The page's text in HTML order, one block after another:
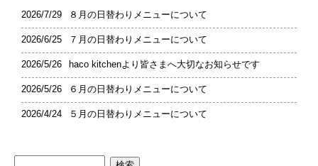
2026/7/29 ８月の日替わりメニューについて
2026/6/25 ７月の日替わりメニューについて
2026/5/26 haco kitchenより皆さまへ大切なお知らせです
2026/5/26 ６月の日替わりメニューについて
2026/4/24 ５月の日替わりメニューについて